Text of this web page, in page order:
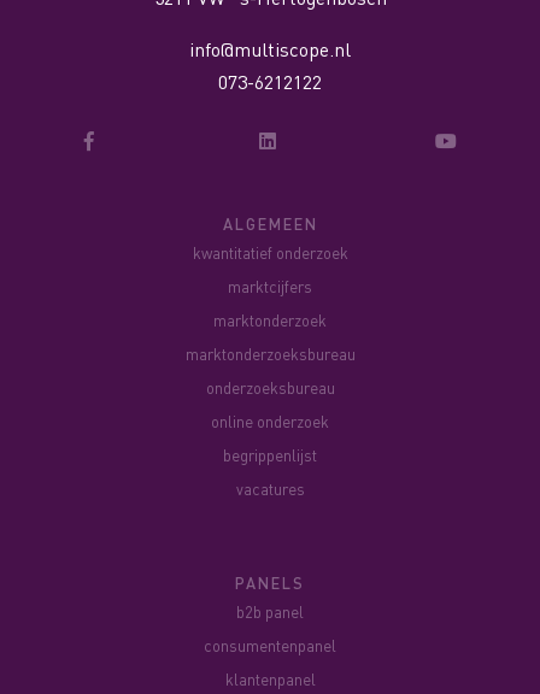
info@multiscope.nl
073-6212122
ALGEMEEN
kwantitatief onderzoek
marktcijfers
marktonderzoek
marktonderzoeksbureau
onderzoeksbureau
online onderzoek
begrippenlijst
vacatures
PANELS
b2b panel
consumentenpanel
klantenpanel